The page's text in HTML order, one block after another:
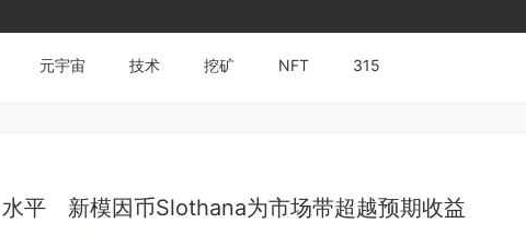
元宇宙 技术 挖矿 NFT 315
平 新模因币Slothana为市场带超越预期收益